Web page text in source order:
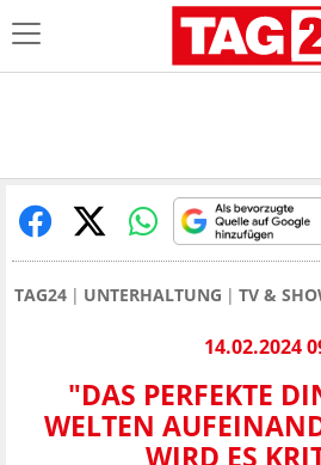
TAG24 UNTERHALTUNG TV &
14.02.2024
"DAS PERFEKTE
WELTEN
WIRD ES